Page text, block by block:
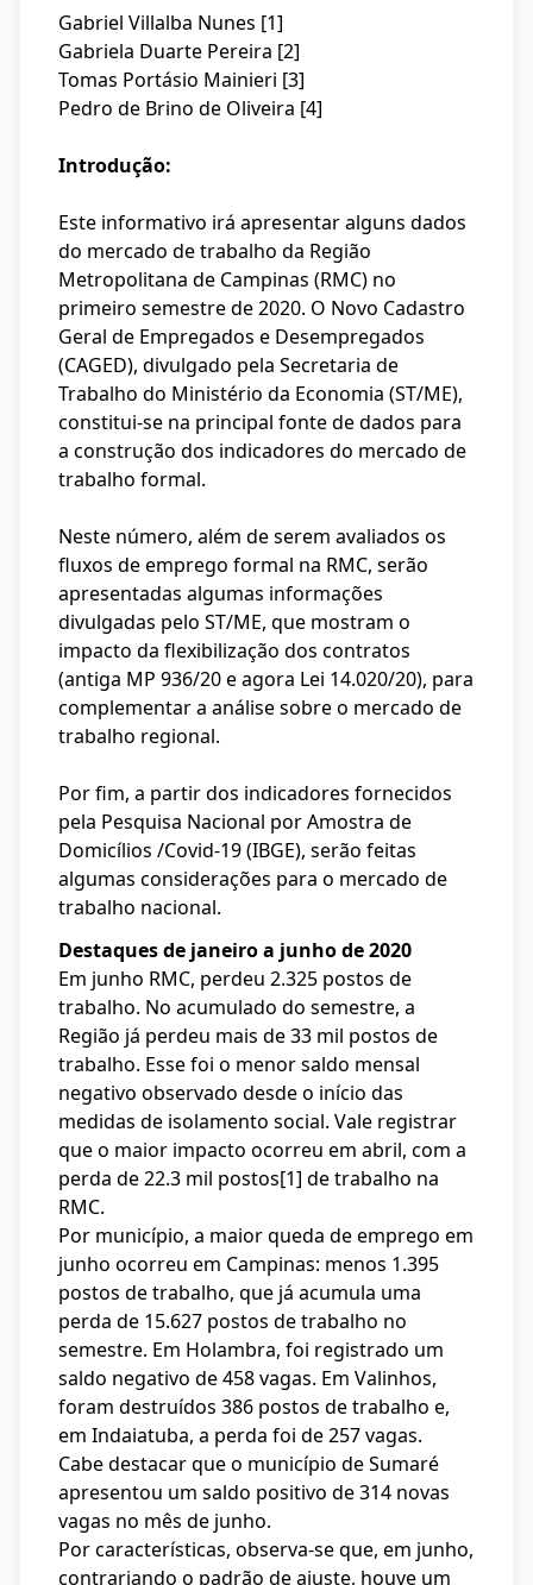
Gabriel Villalba Nunes [1]
Gabriela Duarte Pereira [2]
Tomas Portásio Mainieri [3]
Pedro de Brino de Oliveira [4]
Introdução:
Este informativo irá apresentar alguns dados
do mercado de trabalho da Região
Metropolitana de Campinas (RMC) no
primeiro semestre de 2020. O Novo Cadastro
Geral de Empregados e Desempregados
(CAGED), divulgado pela Secretaria de
Trabalho do Ministério da Economia (ST/ME),
constitui-se na principal fonte de dados para
a construção dos indicadores do mercado de
trabalho formal.
Neste número, além de serem avaliados os
fluxos de emprego formal na RMC, serão
apresentadas algumas informações
divulgadas pelo ST/ME, que mostram o
impacto da flexibilização dos contratos
(antiga MP 936/20 e agora Lei 14.020/20), para
complementar a análise sobre o mercado de
trabalho regional.
Por fim, a partir dos indicadores fornecidos
pela Pesquisa Nacional por Amostra de
Domicílios /Covid-19 (IBGE), serão feitas
algumas considerações para o mercado de
trabalho nacional.
Destaques de janeiro a junho de 2020
Em junho RMC, perdeu 2.325 postos de
trabalho. No acumulado do semestre, a
Região já perdeu mais de 33 mil postos de
trabalho. Esse foi o menor saldo mensal
negativo observado desde o início das
medidas de isolamento social. Vale registrar
que o maior impacto ocorreu em abril, com a
perda de 22.3 mil postos[1] de trabalho na
RMC.
Por município, a maior queda de emprego em
junho ocorreu em Campinas: menos 1.395
postos de trabalho, que já acumula uma
perda de 15.627 postos de trabalho no
semestre. Em Holambra, foi registrado um
saldo negativo de 458 vagas. Em Valinhos,
foram destruídos 386 postos de trabalho e,
em Indaiatuba, a perda foi de 257 vagas.
Cabe destacar que o município de Sumaré
apresentou um saldo positivo de 314 novas
vagas no mês de junho.
Por características, observa-se que, em junho,
contrariando o padrão de ajuste, houve um